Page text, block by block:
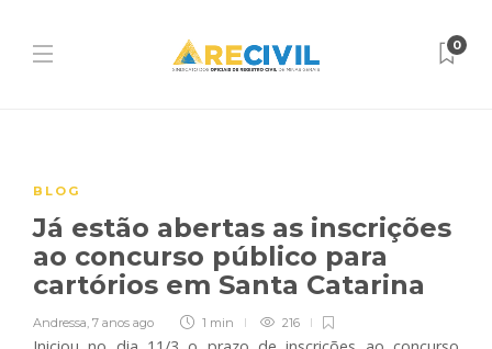
0
BLOG
Já estão abertas as inscrições
ao concurso público para
cartórios em Santa Catarina
Andressa, 7 anos ago 1 min 216